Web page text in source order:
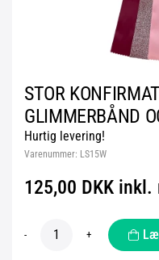
STOR
GLIMMERBÅND
Hurtig levering!
Varenummer: LS15W
125,00 DKK inkl.
- +